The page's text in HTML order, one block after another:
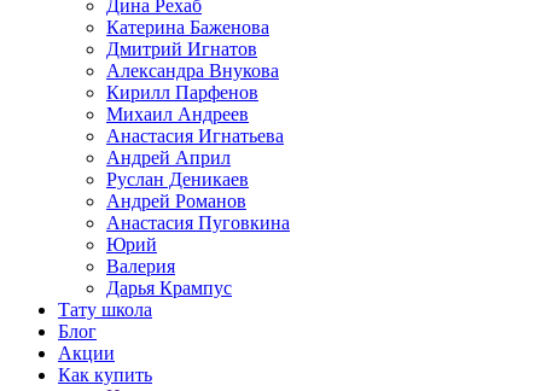
Дина Рехаб
Катерина Баженова
Дмитрий Игнатов
Александра Внукова
Кирилл Парфенов
Михаил Андреев
Анастасия Игнатьева
Андрей Април
Руслан Деникаев
Андрей Романов
Анастасия Пуговкина
Юрий
Валерия
Дарья Крампус
Тату школа
Блог
Акции
Как купить